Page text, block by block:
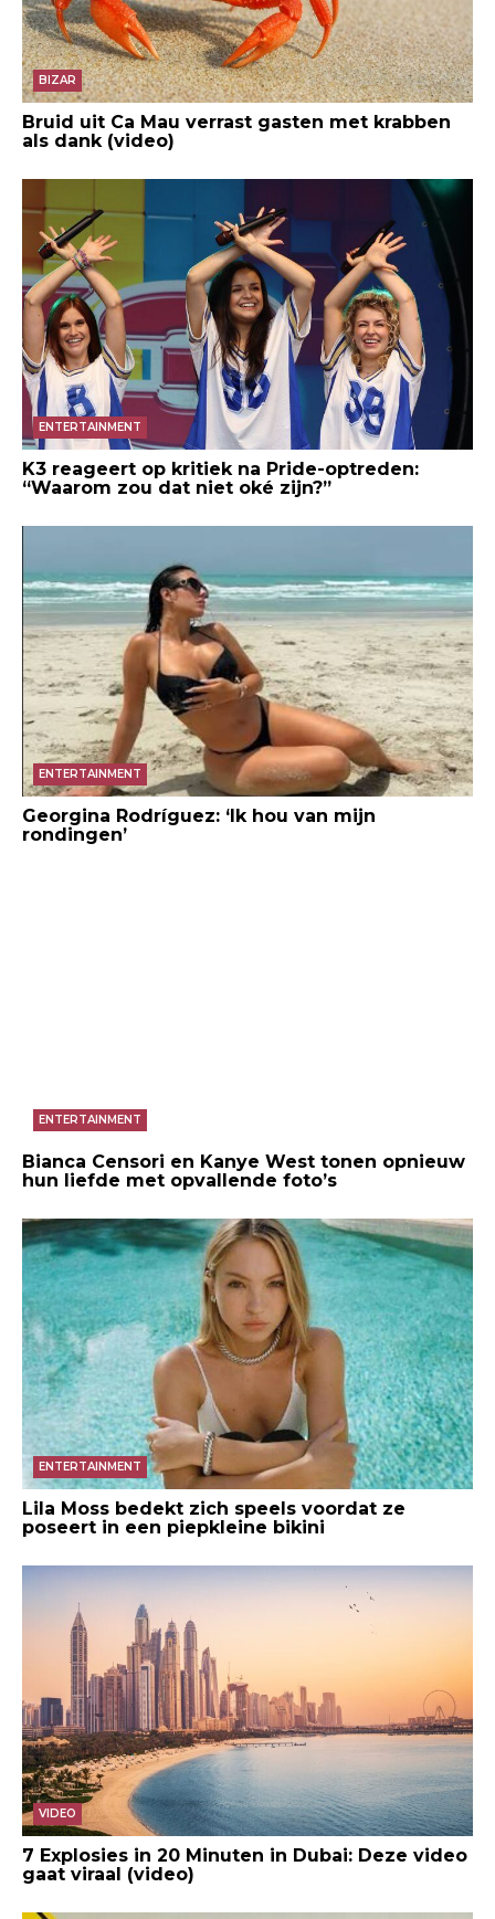
BIZAR
Bruid uit Ca Mau verrast gasten met krabben
als dank (video)
ENTERTAINMENT
K3 reageert op kritiek na Pride-optreden:
“Waarom zou dat niet oké zijn?”
ENTERTAINMENT
Georgina Rodríguez: ‘Ik hou van mijn
rondingen’
ENTERTAINMENT
Bianca Censori en Kanye West tonen opnieuw
hun liefde met opvallende foto’s
ENTERTAINMENT
Lila Moss bedekt zich speels voordat ze
poseert in een piepkleine bikini
VIDEO
7 Explosies in 20 Minuten in Dubai: Deze video
gaat viraal (video)